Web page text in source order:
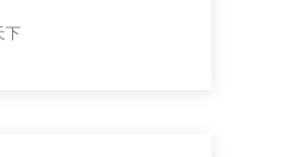
下